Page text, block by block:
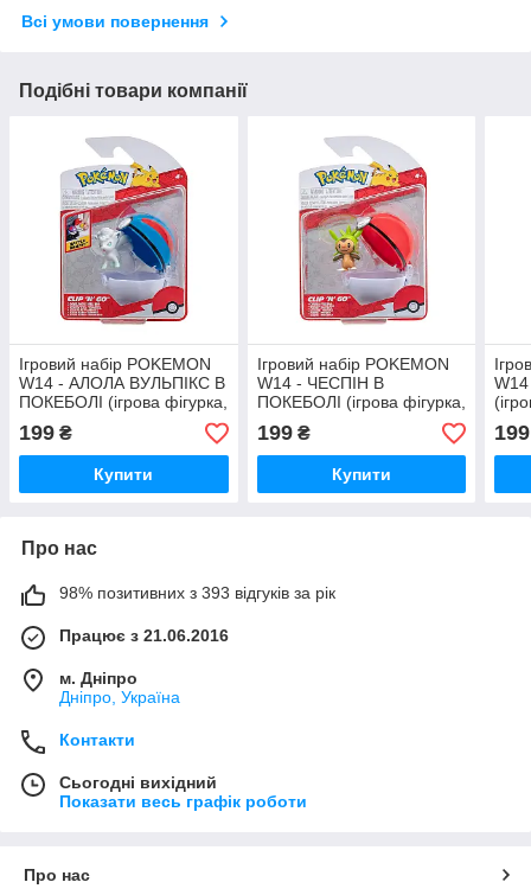
Всі умови повернення
Подібні товари компанії
Ігровий набір POKEMON
W14 - АЛОЛА ВУЛЬПІКС В
ПОКЕБОЛІ (ігрова фігурка,
покебол)
199 ₴
Купити
Ігровий набір POKEMON
W14 - ЧЕСПІН В
ПОКЕБОЛІ (ігрова фігурка,
покебол)
199₴
Купити
199
Про нас
98% позитивних з 393 відгуків за рік
Працює з 21.06.2016
м. Дніпро
Дніпро, Україна
Контакти
Сьогодні вихідний
Показати весь графік роботи
Про нас